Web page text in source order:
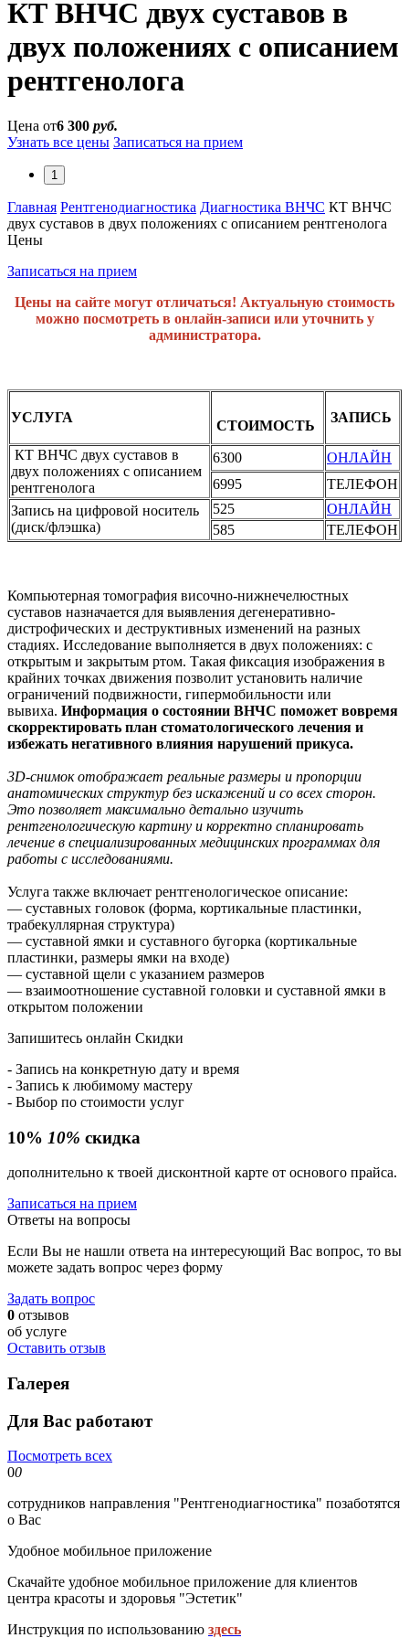
КТ ВНЧС двух суставов в
двух положениях с описанием
рентгенолога
Цена от6 300 руб.
Узнать все цены Записаться на прием
1
Главная Рентгенодиагностика Диагностика ВНЧС КТ ВНЧС
двух суставов в двух положениях с описанием рентгенолога
Цены
Записаться на прием
Цены на сайте могут отличаться! Актуальную стоимость
можно посмотреть в онлайн-записи или уточнить у
администратора.
УСЛУГА
СТОИМОСТЬ
ЗАПИСЬ
КТ ВНЧС двух суставов в
двух положениях с описанием
рентгенолога
6300
ОНЛАЙН
6995
ТЕЛЕФОН
Запись на цифровой носитель
(диск/флэшка)
525
ОНЛАЙН
585
ТЕЛЕФОН
Компьютерная томография височно-нижнечелюстных
суставов назначается для выявления дегенеративно-
дистрофических и деструктивных изменений на разных
стадиях. Исследование выполняется в двух положениях: с
открытым и закрытым ртом. Такая фиксация изображения в
крайних точках движения позволит установить наличие
ограничений подвижности, гипермобильности или
вывиха. Информация о состоянии ВНЧС поможет вовремя
скорректировать план стоматологического лечения и
избежать негативного влияния нарушений прикуса.
3D-снимок отображает реальные размеры и пропорции
анатомических структур без искажений и со всех сторон.
Это позволяет максимально детально изучить
рентгенологическую картину и корректно спланировать
лечение в специализированных медицинских программах для
работы с исследованиями.
Услуга также включает рентгенологическое описание:
— суставных головок (форма, кортикальные пластинки,
трабекуллярная структура)
— суставной ямки и суставного бугорка (кортикальные
пластинки, размеры ямки на входе)
— суставной щели с указанием размеров
— взаимоотношение суставной головки и суставной ямки в
открытом положении
Запишитесь онлайн Скидки
- Запись на конкретную дату и время
- Запись к любимому мастеру
- Выбор по стоимости услуг
10% 10% скидка
дополнительно к твоей дисконтной карте от основого прайса.
Записаться на прием
Ответы на вопросы
Если Вы не нашли ответа на интересующий Вас вопрос, то вы
можете задать вопрос через форму
Задать вопрос
0 отзывов
об услуге
Оставить отзыв
Галерея
Для Вас работают
Посмотреть всех
00
сотрудников направления "Рентгенодиагностика" позаботятся
о Вас
Удобное мобильное приложение
Скачайте удобное мобильное приложение для клиентов
центра красоты и здоровья "Эстетик"
Инструкция по использованию здесь